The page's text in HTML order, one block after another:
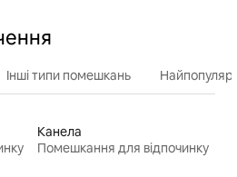
Інші типи помешкань
Канела
Помешкання для відпочинку